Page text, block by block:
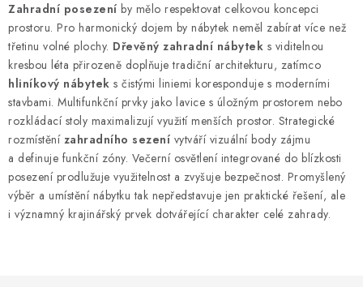
Zahradní posezení by mělo respektovat celkovou koncepci
prostoru. Pro harmonický dojem by nábytek neměl zabírat více než
třetinu volné plochy. Dřevěný zahradní nábytek s viditelnou
kresbou léta přirozeně doplňuje tradiční architekturu, zatímco
hliníkový nábytek s čistými liniemi koresponduje s moderními
stavbami. Multifunkční prvky jako lavice s úložným prostorem nebo
rozkládací stoly maximalizují využití menších prostor. Strategické
rozmístění zahradního sezení vytváří vizuální body zájmu
a definuje funkční zóny. Večerní osvětlení integrované do blízkosti
posezení prodlužuje využitelnost a zvyšuje bezpečnost. Promyšlený
výběr a umístění nábytku tak nepředstavuje jen praktické řešení, ale
i významný krajinářský prvek dotvářející charakter celé zahrady.